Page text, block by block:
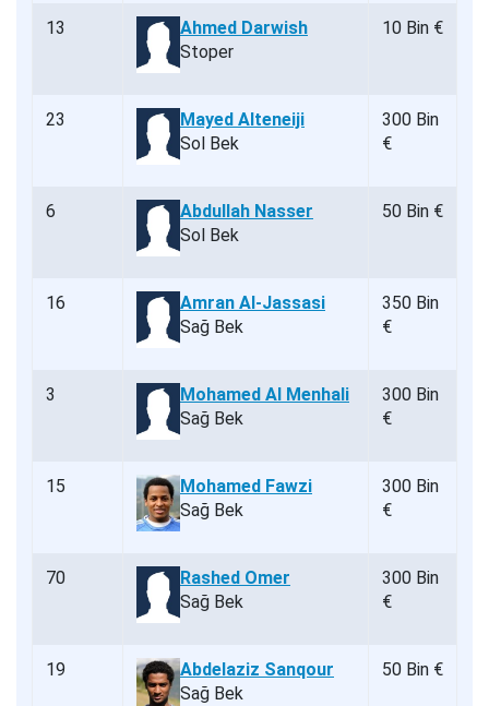
13
Ahmed Darwish
Stoper
10 Bin €
23
Mayed Alteneiji
Sol Bek
300 Bin
€
6
Abdullah Nasser
Sol Bek
50 Bin €
16
Amran Al-Jassasi
Sağ Bek
350 Bin
€
3
Mohamed Al Menhali
Sağ Bek
300 Bin
€
15
Mohamed Fawzi
Sağ Bek
300 Bin
€
70
Rashed Omer
Sağ Bek
300 Bin
€
19
Abdelaziz Sanqour
Sağ Bek
50 Bin €